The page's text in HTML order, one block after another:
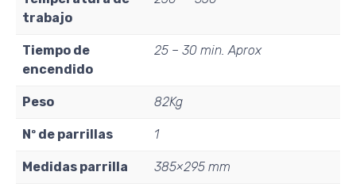
trabajo
Tiempo de
encendido
25 – 30 min. Aprox
Peso 82Kg
Nº de parrillas 1
Medidas parrilla 385×295 mm